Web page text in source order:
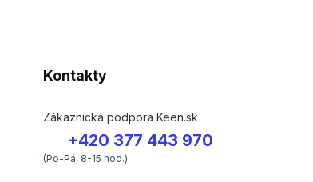
Kontakty
Zákaznická podpora Keen.sk
+420 377 443 970
(Po-Pá, 8-15 hod.)